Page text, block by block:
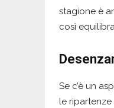
stagione è
così
Se c’è un
le ripartenze